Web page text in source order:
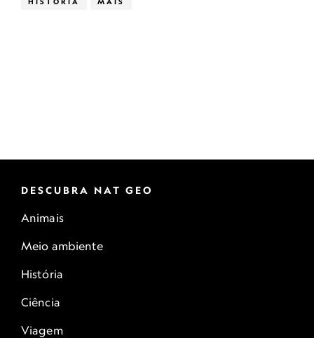
DESCUBRA NAT GEO
Animais
Meio ambiente
História
Ciência
Viagem